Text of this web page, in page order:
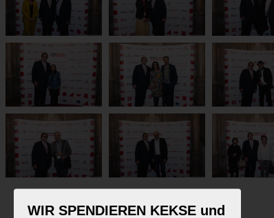
WIR SPENDIEREN KEKSE und